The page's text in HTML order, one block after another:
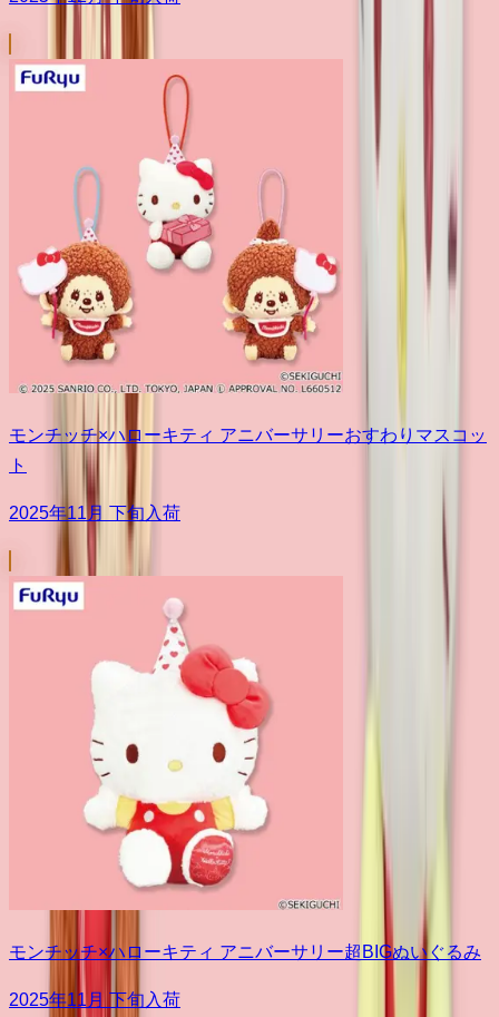
モンチッチ×ハローキティ アニバーサリーおすわりマスコッ
ト
2025年11月 下旬入荷
モンチッチ×ハローキティ アニバーサリー超BIGぬいぐるみ
2025年11月 下旬入荷